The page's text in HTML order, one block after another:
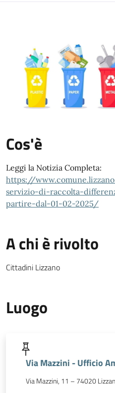
Cos'è
Leggi la Notizia Completa:
https://
servizio-di-raccolta-
partire-dal-01-02-2025/
A chi è rivolto
Cittadini Lizzano
Luogo
Via Mazzini - Ufficio
Via Mazzini, 11 – 74020